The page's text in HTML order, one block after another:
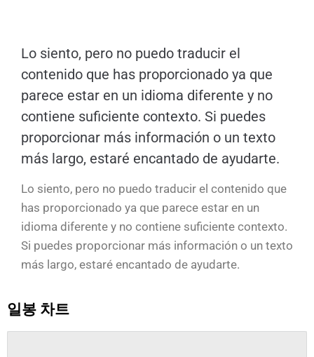
Lo siento, pero no puedo traducir el
contenido que has proporcionado ya que
parece estar en un idioma diferente y no
contiene suficiente contexto. Si puedes
proporcionar más información o un texto
más largo, estaré encantado de ayudarte.
Lo siento, pero no puedo traducir el contenido que
has proporcionado ya que parece estar en un
idioma diferente y no contiene suficiente contexto.
Si puedes proporcionar más información o un texto
más largo, estaré encantado de ayudarte.
일봉 차트